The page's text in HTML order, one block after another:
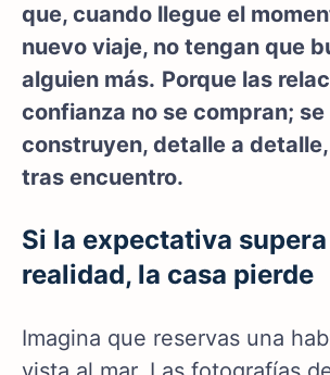
que, cuando llegue el
nuevo viaje, no tengan que
alguien más. Porque las
confianza no se compran; se
construyen, detalle a
tras encuentro.
Si la expectativa
realidad, la casa pierde
Imagina que reservas una